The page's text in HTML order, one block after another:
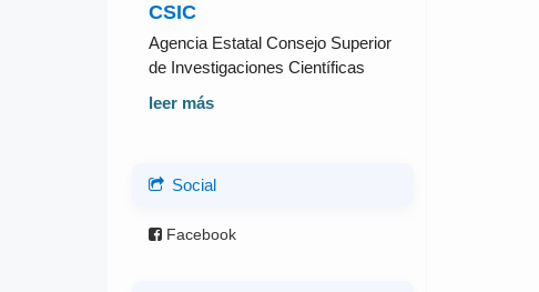
CSIC
Agencia Estatal Consejo Superior
de Investigaciones Científicas
leer más
Social
Facebook